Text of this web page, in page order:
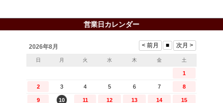
営業日カレンダー